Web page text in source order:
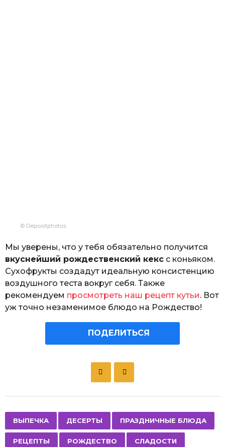
© Depositphotos
Мы уверены, что у тебя обязательно получится
вкуснейший рождественский кекс с коньяком.
Сухофрукты создадут идеальную консистенцию
воздушного теста вокруг себя. Также
рекомендуем просмотреть наш рецепт кутьи. Вот
уж точно незаменимое блюдо на Рождество!
ПОДЕЛИТЬСЯ
a
ВЫПЕЧКА ДЕСЕРТЫ ПРАЗДНИЧНЫЕ БЛЮДА
РЕЦЕПТЫ РОЖДЕСТВО СЛАДОСТИ